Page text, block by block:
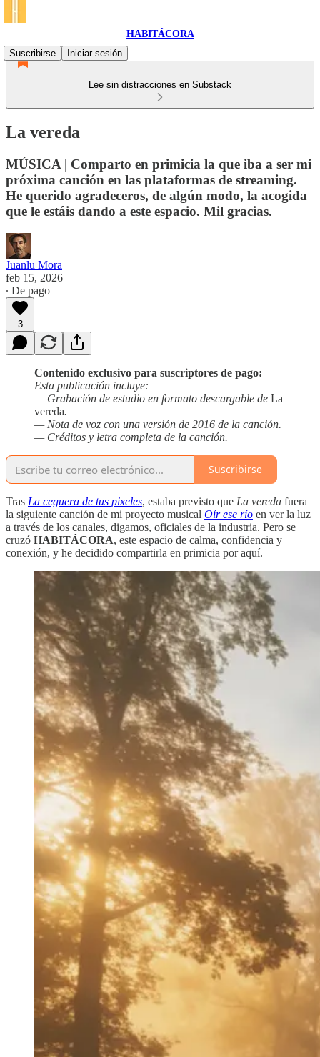
HABITÁCORA
Suscribirse
Iniciar sesión
Lee sin distracciones en Substack
La vereda
MÚSICA | Comparto en primicia la que iba a ser mi
próxima canción en las plataformas de streaming.
He querido agradeceros, de algún modo, la acogida
que le estáis dando a este espacio. Mil gracias.
Juanlu Mora
feb 15, 2026
∙ De pago
3
Contenido exclusivo para suscriptores de pago:
Esta publicación incluye:
— Grabación de estudio en formato descargable de La
vereda.
— Nota de voz con una versión de 2016 de la canción.
— Créditos y letra completa de la canción.
Suscribirse
Tras La ceguera de tus pixeles, estaba previsto que La vereda fuera
la siguiente canción de mi proyecto musical Oír ese río en ver la luz
a través de los canales, digamos, oficiales de la industria. Pero se
cruzó HABITÁCORA, este espacio de calma, confidencia y
conexión, y he decidido compartirla en primicia por aquí.